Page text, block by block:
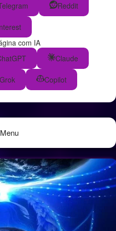
Reddit
com IA
Claude
Grok Copilot
Menu